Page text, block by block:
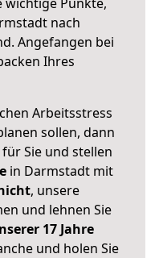
nach
Angefangen bei
Ihres
Arbeitsstress
sollen, dann
Sie und stellen
in Darmstadt mit
, unsere
und lehnen Sie
17 Jahre
und holen Sie